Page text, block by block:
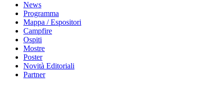
News
Programma
Mappa / Espositori
Campfire
Ospiti
Mostre
Poster
Novità Editoriali
Partner